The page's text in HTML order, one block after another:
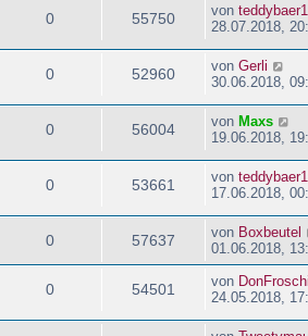
0 55750 von
28.07.2018,
0 52960 von Gerli
30.06.2018,
0 56004 von Maxs
19.06.2018,
0 53661 von
17.06.2018,
0 57637 von Boxbeutel
01.06.2018,
0 54501 von DonFroschi
24.05.2018,